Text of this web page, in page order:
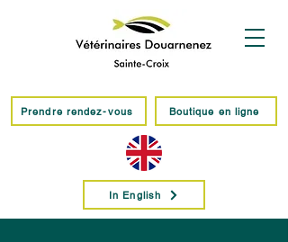
Boutique en ligne
Prendre rendez-vous
In English